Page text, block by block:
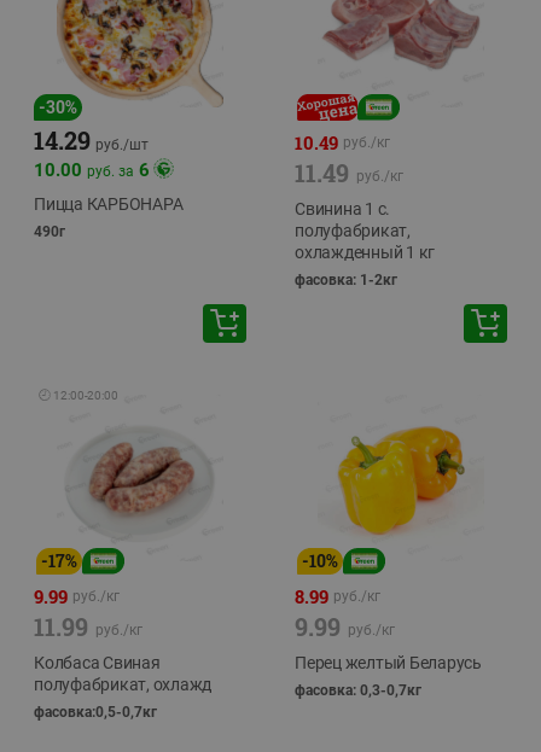
-30%
14.29 руб./шт
10.00 руб. за 6
Пицца КАРБОНАРА
490г
10.49 руб./кг
11.49 руб./кг
Свинина 1 с.
полуфабрикат,
охлажденный 1 кг
фасовка: 1-2кг
🕘 12:00-20:00
-17%
9.99 руб./кг
11.99 руб./кг
Колбаса Свиная
полуфабрикат, охлажд
фасовка:0,5-0,7кг
-10%
8.99 руб./кг
9.99 руб./кг
Перец желтый Беларусь
фасовка: 0,3-0,7кг